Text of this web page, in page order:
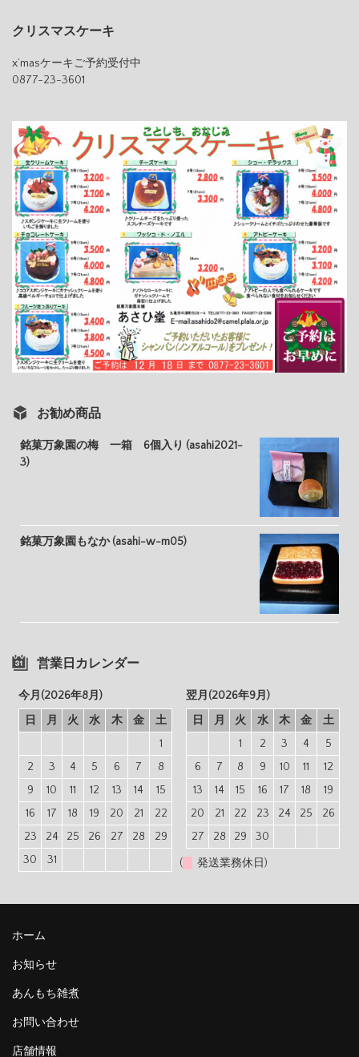
クリスマスケーキ
x’masケーキご予約受付中
0877-23-3601
お勧め商品
銘菓万象園の梅 一箱 6個入り (asahi2021-
3)
銘菓万象園もなか (asahi-w-m05)
営業日カレンダー
今月(2026年8月)
日
月 火 水 木 金
土
1
2
3 4 5 6 7
8
9
10 11 12 13 14
15
16
17 18 19 20 21
22
23
24 25 26 27 28
29
30
31
翌月(2026年9月)
日
月 火 水 木 金
土
1
2 3 4
5
6
7 8 9 10 11
12
13
14 15 16 17 18
19
20
21 22 23 24 25
26
27
28 29 30
( 発送業務休日)
ホーム
お知らせ
あんもち雑煮
お問い合わせ
店舗情報